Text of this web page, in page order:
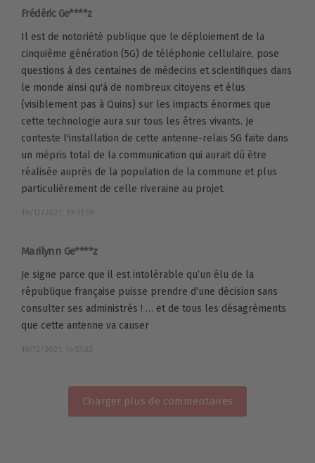
Frédéric Ge****z
Il est de notoriété publique que le déploiement de la
cinquième génération (5G) de téléphonie cellulaire, pose
questions à des centaines de médecins et scientifiques dans
le monde ainsi qu'à de nombreux citoyens et élus
(visiblement pas à Quins) sur les impacts énormes que
cette technologie aura sur tous les êtres vivants. Je
conteste l'installation de cette antenne-relais 5G faite dans
un mépris total de la communication qui aurait dû être
réalisée auprès de la population de la commune et plus
particulièrement de celle riveraine au projet.
19/12/2021, 19:11:59
Marilynn Ge****z
Je signe parce que il est intolérable qu’un élu de la
république française puisse prendre d’une décision sans
consulter ses administrés ! … et de tous les désagréments
que cette antenne va causer
18/12/2021, 14:57:33
Charger plus de commentaires